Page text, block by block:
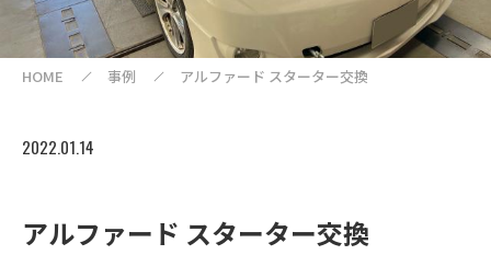
HOME 事例 アルファード スターター交換
2022.01.14
アルファード スターター交換